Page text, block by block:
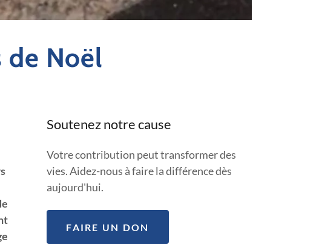
de Noël
Soutenez notre cause
Votre contribution peut transformer des
vies. Aidez-nous à faire la différence dès
aujourd'hui.
FAIRE UN DON